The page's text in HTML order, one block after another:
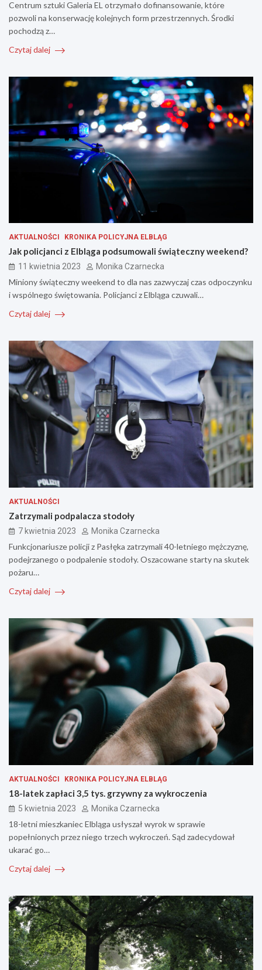
Centrum sztuki Galeria EL otrzymało dofinansowanie, które
pozwoli na konserwację kolejnych form przestrzennych. Środki
pochodzą z…
Czytaj dalej
AKTUALNOŚCI KRONIKA POLICYJNA ELBLĄG
Jak policjanci z Elbląga podsumowali świąteczny weekend?
11 kwietnia 2023 Monika Czarnecka
Miniony świąteczny weekend to dla nas zazwyczaj czas odpoczynku
i wspólnego świętowania. Policjanci z Elbląga czuwali…
Czytaj dalej
AKTUALNOŚCI
Zatrzymali podpalacza stodoły
7 kwietnia 2023 Monika Czarnecka
Funkcjonariusze policji z Pasłęka zatrzymali 40-letniego mężczyznę,
podejrzanego o podpalenie stodoły. Oszacowane starty na skutek
pożaru…
Czytaj dalej
AKTUALNOŚCI KRONIKA POLICYJNA ELBLĄG
18-latek zapłaci 3,5 tys. grzywny za wykroczenia
5 kwietnia 2023 Monika Czarnecka
18-letni mieszkaniec Elbląga usłyszał wyrok w sprawie
popełnionych przez niego trzech wykroczeń. Sąd zadecydował
ukarać go…
Czytaj dalej